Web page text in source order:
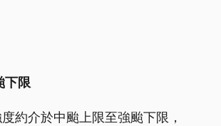
下限
約介於中颱上限至強颱下限，